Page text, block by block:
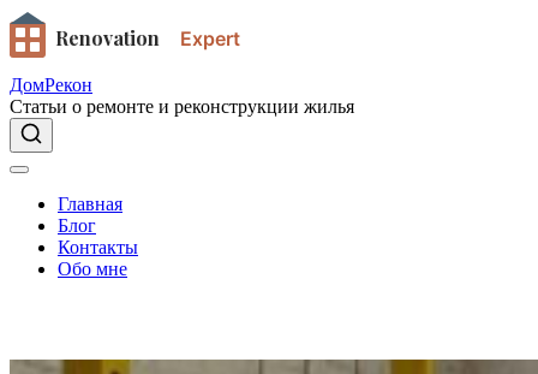
Renovation Expert
ДомРекон
Статьи о ремонте и реконструкции жилья
Главная
Блог
Контакты
Обо мне